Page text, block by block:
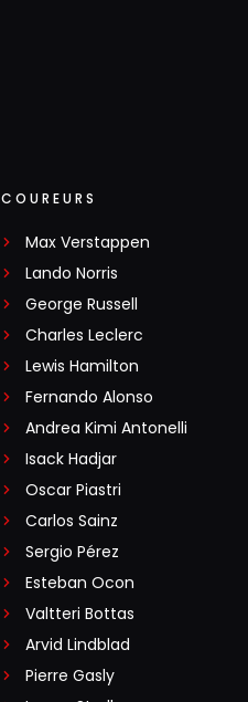
COUREURS
Max Verstappen
Lando Norris
George Russell
Charles Leclerc
Lewis Hamilton
Fernando Alonso
Andrea Kimi Antonelli
Isack Hadjar
Oscar Piastri
Carlos Sainz
Sergio Pérez
Esteban Ocon
Valtteri Bottas
Arvid Lindblad
Pierre Gasly